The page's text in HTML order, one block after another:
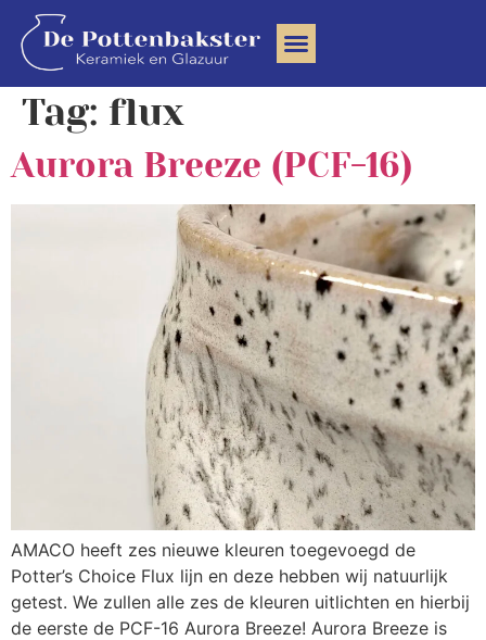
Tag: flux
Aurora Breeze (PCF-16)
AMACO heeft zes nieuwe kleuren toegevoegd de
Potter’s Choice Flux lijn en deze hebben wij natuurlijk
getest. We zullen alle zes de kleuren uitlichten en hierbij
de eerste de PCF-16 Aurora Breeze! Aurora Breeze is